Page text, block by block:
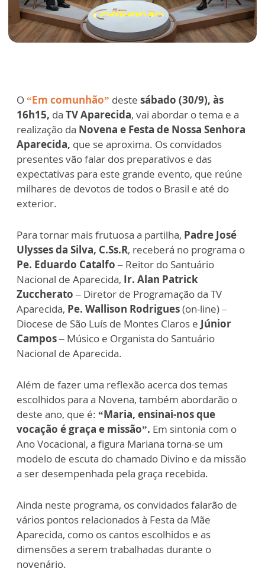
O“Em comunhão” deste sábado (30/9), às
16h15, da TV Aparecida, vai abordar o tema e a
realização da Novena e Festa de Nossa Senhora
Aparecida, que se aproxima. Os convidados
presentes vão falar dos preparativos e das
expectativas para este grande evento, que reúne
milhares de devotos de todos o Brasil e até do
exterior.
Para tornar mais frutuosa a partilha, Padre José
Ulysses da Silva, C.Ss.R, receberá no programa o
Pe. Eduardo Catalfo – Reitor do Santuário
Nacional de Aparecida, Ir. Alan Patrick
Zuccherato – Diretor de Programação da TV
Aparecida, Pe. Wallison Rodrigues(on-line) –
Diocese de São Luís de Montes Claros e Júnior
Campos– Músico e Organista do Santuário
Nacional de Aparecida.
Além de fazer uma reflexão acerca dos temas
escolhidos para a Novena, também abordarão o
deste ano, que é: “Maria, ensinai-nos que
vocação é graça e missão”. Em sintonia com o
Ano Vocacional, a figura Mariana torna-se um
modelo de escuta do chamado Divino e da missão
a ser desempenhada pela graça recebida.
Ainda neste programa, os convidados falarão de
vários pontos relacionados à Festa da Mãe
Aparecida, como os cantos escolhidos e as
dimensões a serem trabalhadas durante o
novenário.